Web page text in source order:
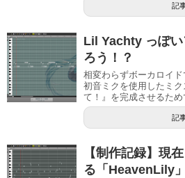
記
Lil Yachty っぽ
ろう！？
相変わらずボーカロイ
初音ミクを使用したミ
て！』を完成させるため
記
【制作記録】現
る「HeavenLily